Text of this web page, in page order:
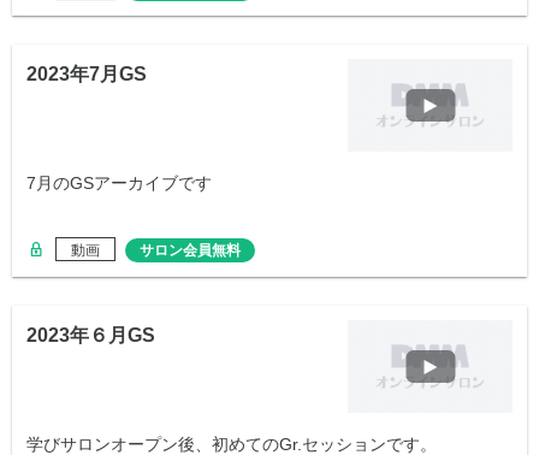
2023年7月GS
7月のGSアーカイブです
動画 サロン会員無料
2023年６月GS
学びサロンオープン後、初めてのGr.セッションです。